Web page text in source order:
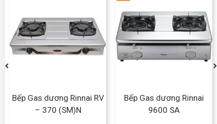
Bếp Gas dương Rinnai RV
– 370 (SM)N
Bếp Gas dương Rinnai
9600 SA